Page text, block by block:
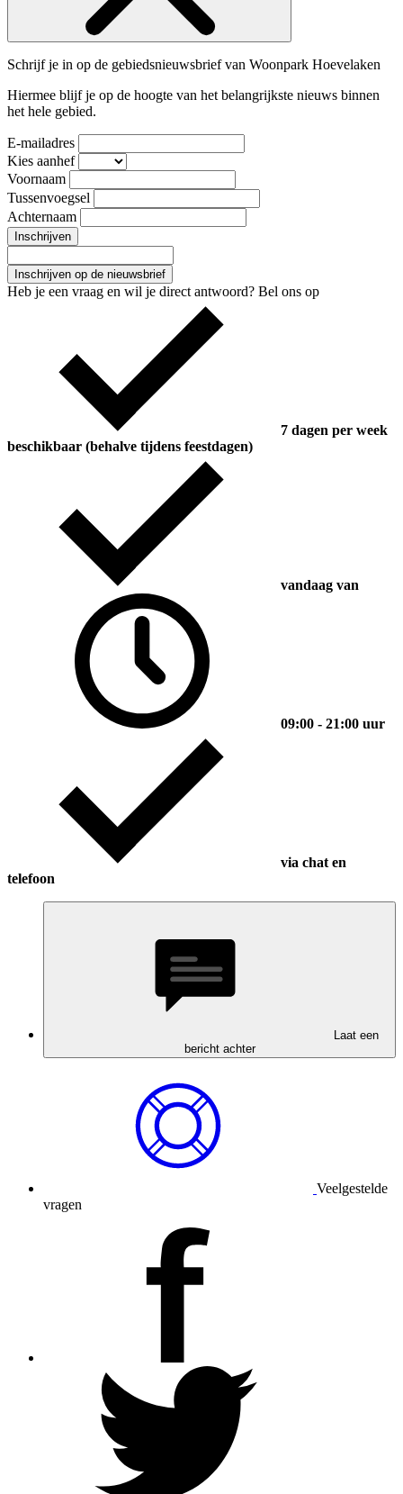
Schrijf je in op de gebiedsnieuwsbrief van Woonpark Hoevelaken
Hiermee blijf je op de hoogte van het belangrijkste nieuws binnen
het hele gebied.
E-mailadres
Kies aanhef
Voornaam
Tussenvoegsel
Achternaam
Inschrijven
Inschrijven op de nieuwsbrief
Heb je een vraag en wil je direct antwoord? Bel ons op
7 dagen per week
beschikbaar (behalve tijdens feestdagen)
vandaag van
09:00 - 21:00 uur
via chat en
telefoon
Laat een
bericht achter
Veelgestelde
vragen